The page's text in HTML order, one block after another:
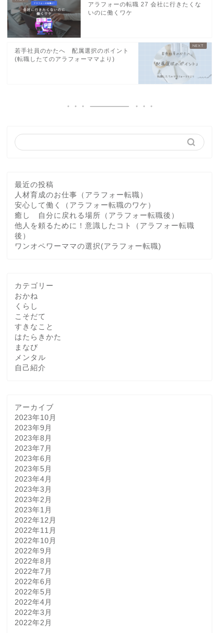
アラフォーの転職 27 会社に行きたくな
いのに働くワケ
若手社員のかたへ 配属選択のポイント
(転職したてのアラフォーママより)
最近の投稿
人材育成のお仕事（アラフォー転職）
安心して働く（アラフォー転職のワケ）
癒し 自分に戻れる場所（アラフォー転職後）
他人を頼るために！意識したコト（アラフォー転職
後）
ワンオペワーママの選択(アラフォー転職)
カテゴリー
おかね
くらし
こそだて
すきなこと
はたらきかた
まなび
メンタル
自己紹介
アーカイブ
2023年10月
2023年9月
2023年8月
2023年7月
2023年6月
2023年5月
2023年4月
2023年3月
2023年2月
2023年1月
2022年12月
2022年11月
2022年10月
2022年9月
2022年8月
2022年7月
2022年6月
2022年5月
2022年4月
2022年3月
2022年2月